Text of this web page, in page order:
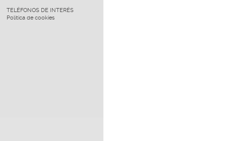
TELÉFONOS DE INTERÉS
Política de cookies